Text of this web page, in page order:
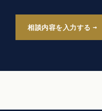
相談内容を入力する